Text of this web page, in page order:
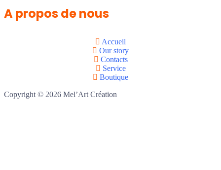
A propos de nous
Accueil
Our story
Contacts
Service
Boutique
Copyright © 2026 Mel’Art Création